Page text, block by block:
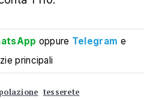
oppure Telegram e
principali
tesserete